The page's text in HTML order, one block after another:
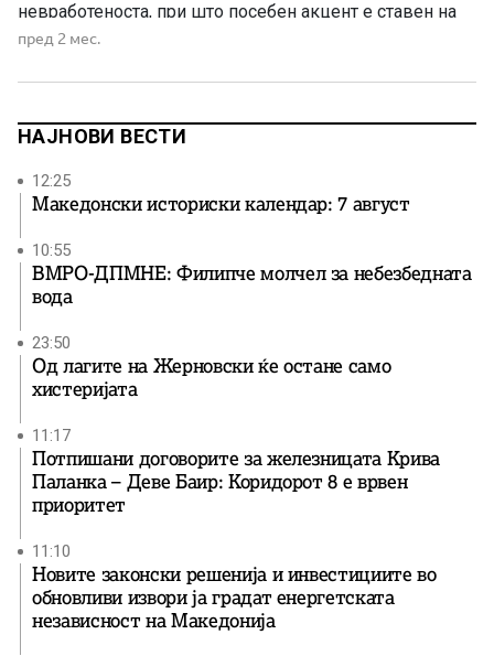
невработеноста, при што посебен акцент е ставен на
младите и нивното активно вклучување на пазарот на
2026 година се предвидени мерки и програми што
пред 2 мес.
НАЈНОВИ ВЕСТИ
12:25
Македонски историски календар: 7 август
10:55
ВМРО-ДПМНЕ: Филипче молчел за небезбедната
вода
23:50
Од лагите на Жерновски ќе остане само
хистеријата
11:17
Потпишани договорите за железницата Крива
Паланка – Деве Баир: Коридорот 8 е врвен
приоритет
11:10
Новите законски решенија и инвестициите во
обновливи извори ја градат енергетската
независност на Македонија